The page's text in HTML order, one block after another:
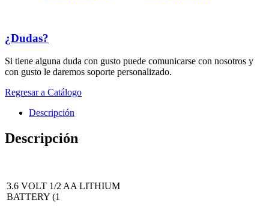
¿Dudas?
Si tiene alguna duda con gusto puede comunicarse con nosotros y
con gusto le daremos soporte personalizado.
Regresar a Catálogo
Descripción
Descripción
3.6 VOLT 1/2 AA LITHIUM
BATTERY (1